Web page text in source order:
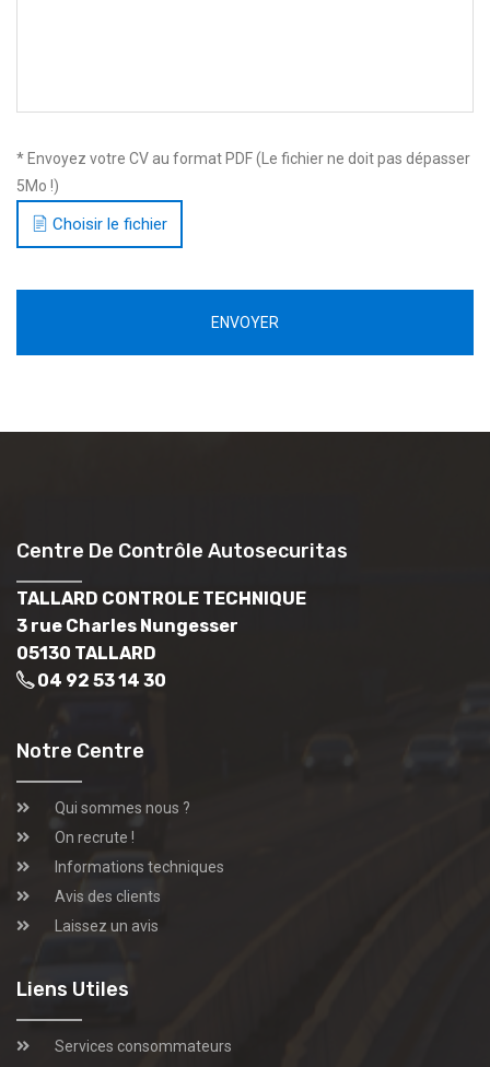
* Envoyez votre CV au format PDF (Le fichier ne doit pas dépasser
5Mo !)
Choisir le fichier
ENVOYER
Centre De Contrôle Autosecuritas
TALLARD CONTROLE TECHNIQUE
3 rue Charles Nungesser
05130 TALLARD
04 92 53 14 30
Notre Centre
Qui sommes nous ?
On recrute !
Informations techniques
Avis des clients
Laissez un avis
Liens Utiles
Services consommateurs